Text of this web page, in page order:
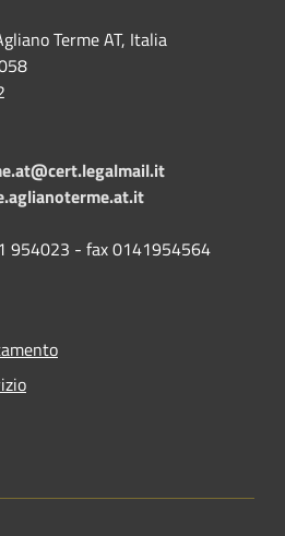
Terme AT, Italia
954023 - fax 0141954564